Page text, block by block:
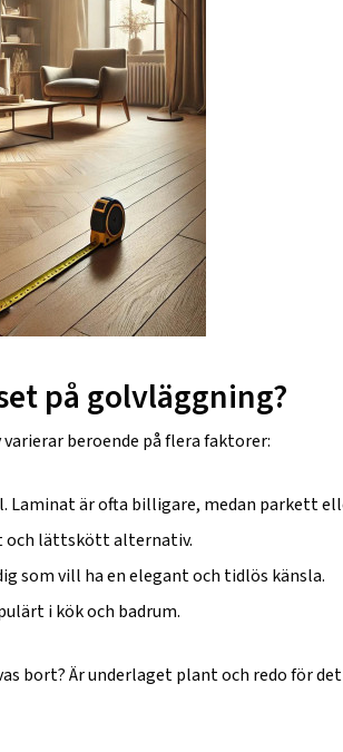
på golvläggning?
beroende på flera faktorer:
Laminat är ofta billigare, medan parkett
och lättskött alternativ.
som vill ha en elegant och tidlös känsla.
i kök och badrum.
bort? Är underlaget plant och redo för